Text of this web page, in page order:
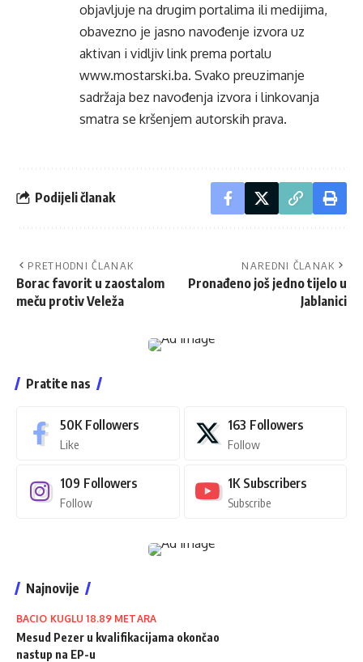
objavljuje na drugim portalima ili medijima,
obavezno je jasno navođenje izvora uz
aktivan i vidljiv link prema portalu
www.mostarski.ba. Svako preuzimanje
sadržaja bez navođenja izvora i linkovanja
smatra se kršenjem autorskih prava.
Podijeli članak
PRETHODNI ČLANAK
Borac favorit u zaostalom
meču protiv Veleža
NAREDNI ČLANAK
Pronađeno još jedno tijelo u
Jablanici
Pratite nas
50K Followers
Like
163 Followers
Follow
109 Followers
Follow
1K Subscribers
Subscribe
Najnovije
BACIO KUGLU 18.89 METARA
Mesud Pezer u kvalifikacijama okončao
nastup na EP-u